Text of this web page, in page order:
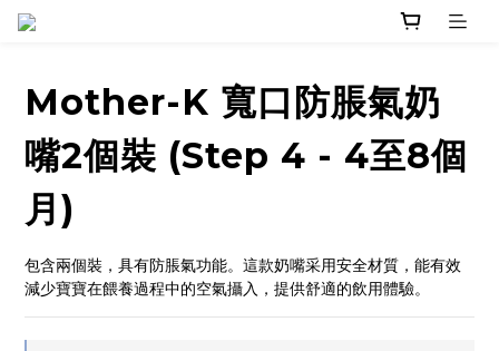
Mother-K 寬口防脹氣奶
嘴2個裝 (Step 4 - 4至8個
月)
包含兩個裝，具有防脹氣功能。這款奶嘴采用安全材質，能有效
減少寶寶在餵養過程中的空氣攝入，提供舒適的飲用體驗。